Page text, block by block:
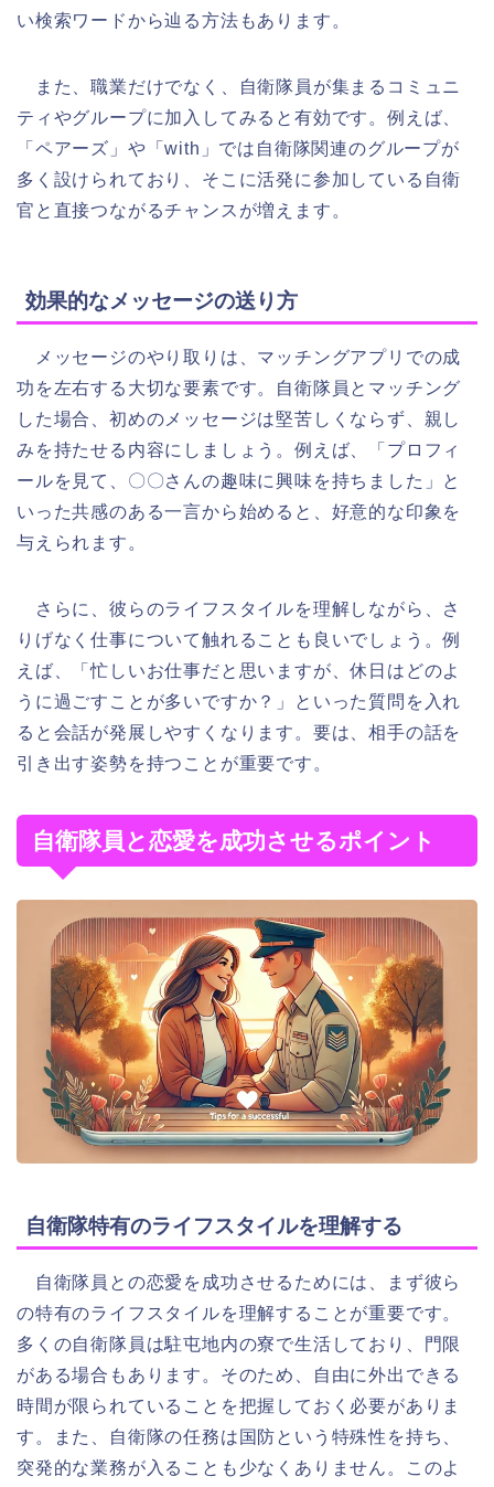
い検索ワードから辿る方法もあります。
また、職業だけでなく、自衛隊員が集まるコミュニ
ティやグループに加入してみると有効です。例えば、
「ペアーズ」や「with」では自衛隊関連のグループが
多く設けられており、そこに活発に参加している自衛
官と直接つながるチャンスが増えます。
効果的なメッセージの送り方
メッセージのやり取りは、マッチングアプリでの成
功を左右する大切な要素です。自衛隊員とマッチング
した場合、初めのメッセージは堅苦しくならず、親し
みを持たせる内容にしましょう。例えば、「プロフィ
ールを見て、〇〇さんの趣味に興味を持ちました」と
いった共感のある一言から始めると、好意的な印象を
与えられます。
さらに、彼らのライフスタイルを理解しながら、さ
りげなく仕事について触れることも良いでしょう。例
えば、「忙しいお仕事だと思いますが、休日はどのよ
うに過ごすことが多いですか？」といった質問を入れ
ると会話が発展しやすくなります。要は、相手の話を
引き出す姿勢を持つことが重要です。
自衛隊員と恋愛を成功させるポイント
自衛隊特有のライフスタイルを理解する
自衛隊員との恋愛を成功させるためには、まず彼ら
の特有のライフスタイルを理解することが重要です。
多くの自衛隊員は駐屯地内の寮で生活しており、門限
がある場合もあります。そのため、自由に外出できる
時間が限られていることを把握しておく必要がありま
す。また、自衛隊の任務は国防という特殊性を持ち、
突発的な業務が入ることも少なくありません。このよ